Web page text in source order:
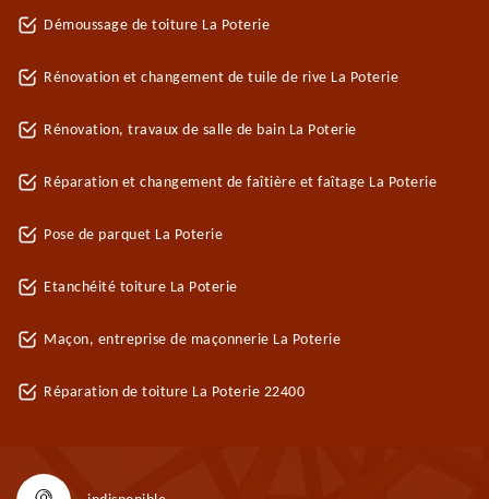
Démoussage de toiture La Poterie
Rénovation et changement de tuile de rive La Poterie
Rénovation, travaux de salle de bain La Poterie
Réparation et changement de faîtière et faîtage La Poterie
Pose de parquet La Poterie
Etanchéité toiture La Poterie
Maçon, entreprise de maçonnerie La Poterie
Réparation de toiture La Poterie 22400